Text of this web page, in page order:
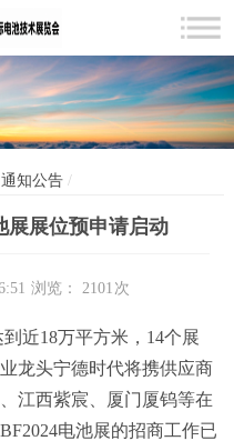
通知公告
展展位预申请启动
浏览： 2101 次
近18万平方米，14个展
龙头宁德时代将携供应商
江西紫宸、厦门厦钨等在
电池展的招商工作已